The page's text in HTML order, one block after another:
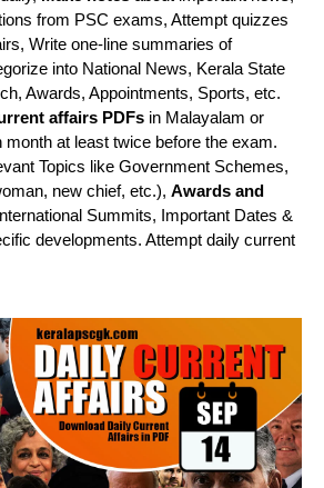
from PSC exams, Attempt quizzes
Write one-line summaries of
into National News, Kerala State
Awards, Appointments, Sports, etc.
affairs PDFs in Malayalam or
at least twice before the exam.
Topics like Government Schemes,
new chief, etc.), Awards and
Summits, Important Dates &
developments. Attempt daily current